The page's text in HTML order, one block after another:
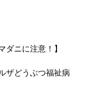
ダニに注意！】
ザどうぶつ福祉病